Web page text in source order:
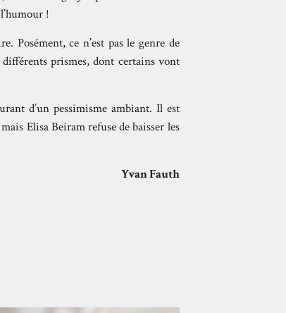
!
Posément, ce n’est pas le genre de
prismes, dont certains vont
d’un pessimisme ambiant. Il est
Elisa Beiram refuse de baisser les
Yvan Fauth